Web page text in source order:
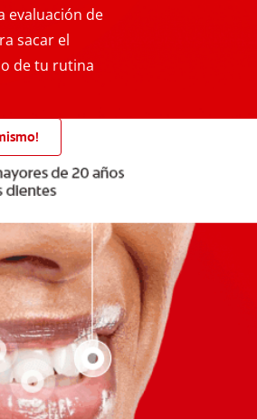
evaluación de
sacar el
de tu rutina